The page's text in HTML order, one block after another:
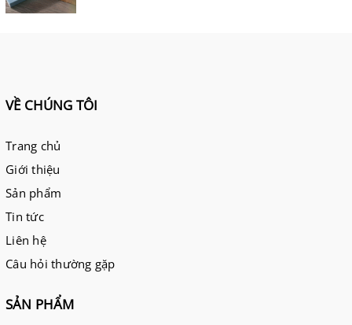
VỀ CHÚNG TÔI
Trang chủ
Giới thiệu
Sản phẩm
Tin tức
Liên hệ
Câu hỏi thường gặp
SẢN PHẨM